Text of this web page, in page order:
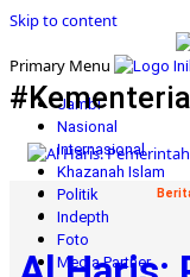
Skip to content
Primary Menu
Jambi
Nasional
Internasional
Khazanah Islam
Politik
Indepth
Foto
Media Partner